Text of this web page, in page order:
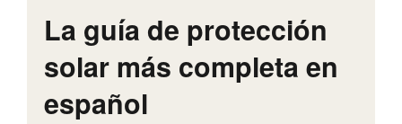
La guía de protección
solar más completa en
español